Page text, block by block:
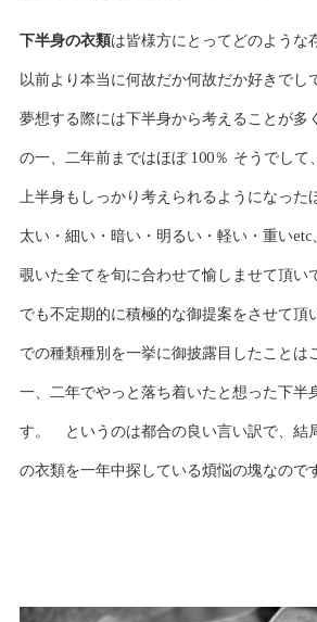
下半身の衣類は皆様方にとってどのような
以前より本当に何故だか何故だか好きでし
夢想する際には下半身から考えることが多
の一、二年前まではほぼ 100％ そうでして
上半身もしっかり考えられるようになった
太い・細い・暗い・明るい・軽い・重い
覗いた全てを旬に合わせて愉しませて頂い
でも不定期的に積極的な御提案をさせて頂
での種類種別を一挙に御披露目したことは
一、二年でやっと落ち着いたと想った下半
す。 というのは都合の良い言い訳で、結
の衣類を一年中探している煩悩の塊なので